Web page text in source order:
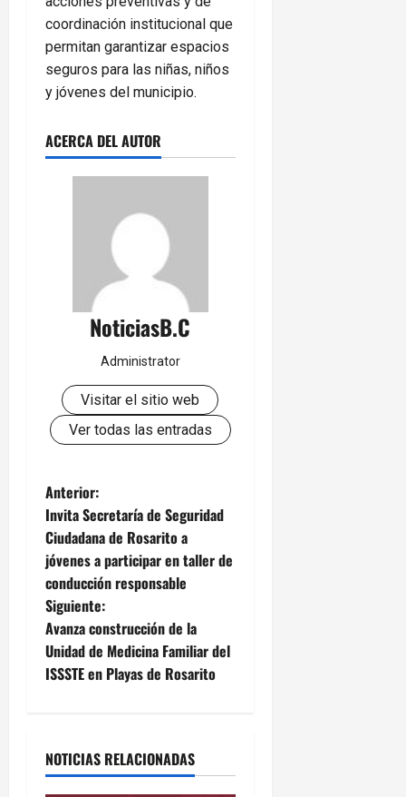
coordinación institucional que
permitan garantizar espacios
seguros para las niñas, niños
y jóvenes del municipio.
ACERCA DEL AUTOR
NoticiasB.C
Administrator
Visitar el sitio web
Ver todas las entradas
N
a
v
e
g
a
i
Anterior:
Invita Secretaría de Seguridad
Ciudadana de Rosarito a
jóvenes a participar en taller de
conducción responsable
Siguiente:
Avanza construcción de la
Unidad de Medicina Familiar del
ISSSTE en Playas de Rosarito
NOTICIAS RELACIONADAS